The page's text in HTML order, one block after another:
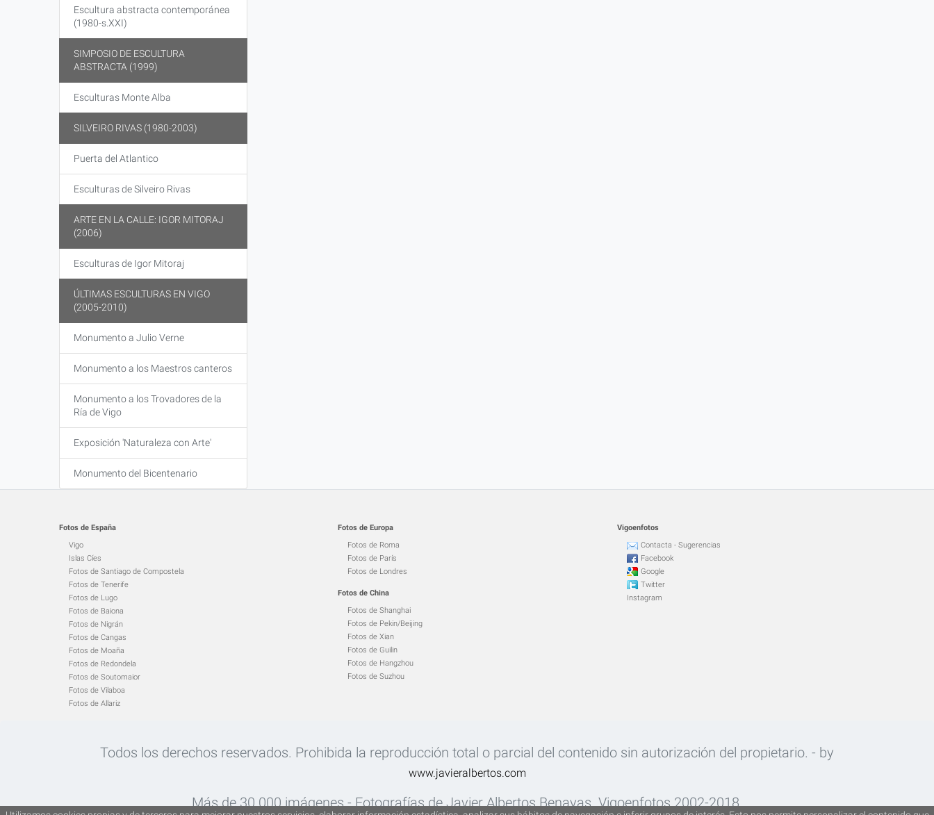
Escultura abstracta contemporánea
(1980-s.XXI)
SIMPOSIO DE ESCULTURA
ABSTRACTA (1999)
Esculturas Monte Alba
SILVEIRO RIVAS (1980-2003)
Puerta del Atlantico
Esculturas de Silveiro Rivas
ARTE EN LA CALLE: IGOR MITORAJ
(2006)
Esculturas de Igor Mitoraj
ÚLTIMAS ESCULTURAS EN VIGO
(2005-2010)
Monumento a Julio Verne
Monumento a los Maestros canteros
Monumento a los Trovadores de la
Ría de Vigo
Exposición 'Naturaleza con Arte'
Monumento del Bicentenario
Fotos de España
Vigo
Islas Cíes
Fotos de Santiago de Compostela
Fotos de Tenerife
Fotos de Lugo
Fotos de Baiona
Fotos de Nigrán
Fotos de Cangas
Fotos de Moaña
Fotos de Redondela
Fotos de Soutomaior
Fotos de Vilaboa
Fotos de Allariz
Fotos de Europa
Fotos de Roma
Fotos de París
Fotos de Londres
Fotos de China
Fotos de Shanghai
Fotos de Pekin/Beijing
Fotos de Xian
Fotos de Guilin
Fotos de Hangzhou
Fotos de Suzhou
Vigoenfotos
Contacta - Sugerencias
Facebook
Google
Twitter
Instagram
Todos los derechos reservados. Prohibida la reproducción total o parcial del contenido sin autorización del propietario. - by
www.javieralbertos.com
Más de 30.000 imágenes - Fotografías de Javier Albertos Benayas. Vigoenfotos 2002-2018.